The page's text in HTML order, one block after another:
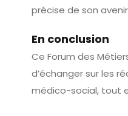
précise de son
En conclusion
Ce Forum des
d’échanger sur les
médico-social, tout